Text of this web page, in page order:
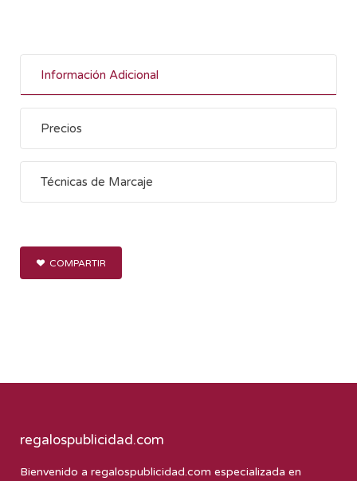
Información Adicional
Precios
Técnicas de Marcaje
COMPARTIR
regalospublicidad.com
Bienvenido a regalospublicidad.com especializada en